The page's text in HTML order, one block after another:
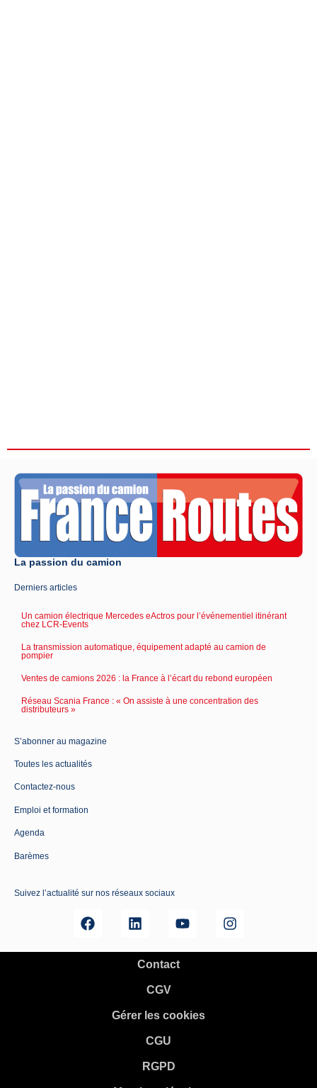
La passion du camion
Derniers articles
Un camion électrique Mercedes eActros pour l’événementiel itinérant
chez LCR-Events
La transmission automatique, équipement adapté au camion de
pompier
Ventes de camions 2026 : la France à l’écart du rebond européen
Réseau Scania France : « On assiste à une concentration des
distributeurs »
S’abonner au magazine
Toutes les actualités
Contactez-nous
Emploi et formation
Agenda
Barèmes
Suivez l’actualité sur nos réseaux sociaux
Contact
CGV
Gérer les cookies
CGU
RGPD